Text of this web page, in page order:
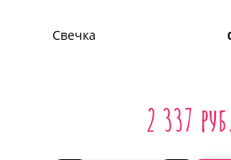
2 337
Свечка